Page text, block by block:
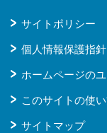
サイトポリシー
個人情報保護指針
ホームページの
このサイトの使
サイトマップ